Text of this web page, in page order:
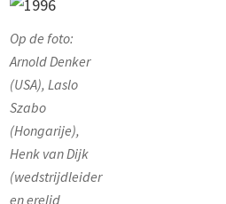
Op de foto:
Arnold Denker
(USA), Laslo
Szabo
(Hongarije),
Henk van Dijk
(wedstrijdleider
en erelid